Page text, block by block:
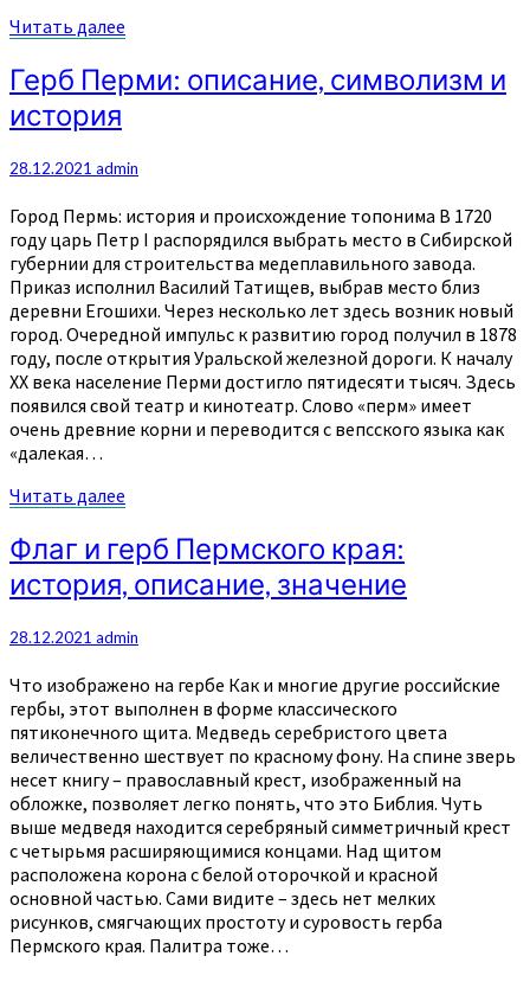
Читать далее
Герб
Перми:
описание,
и
Герб Перми: описание, символизм и
история
28.12.2021 admin
Город Пермь: история и происхождение топонима В 1720
году царь Петр I распорядился выбрать место в Сибирской
губернии для строительства медеплавильного завода.
Приказ исполнил Василий Татищев, выбрав место близ
деревни Егошихи. Через несколько лет здесь возник новый
город. Очередной импульс к развитию город получил в 1878
году, после открытия Уральской железной дороги. К началу
ХХ века население Перми достигло пятидесяти тысяч. Здесь
появился свой театр и кинотеатр. Слово «перм» имеет
очень древние корни и переводится с вепсского языка как
«далекая…
Читать далее
Флаг
и
герб
края:
описание,
значение
Флаг и герб Пермского края:
история, описание, значение
28.12.2021 admin
Что изображено на гербе Как и многие другие российские
гербы, этот выполнен в форме классического
пятиконечного щита. Медведь серебристого цвета
величественно шествует по красному фону. На спине зверь
несет книгу – православный крест, изображенный на
обложке, позволяет легко понять, что это Библия. Чуть
выше медведя находится серебряный симметричный крест
с четырьмя расширяющимися концами. Над щитом
расположена корона с белой оторочкой и красной
основной частью. Сами видите – здесь нет мелких
рисунков, смягчающих простоту и суровость герба
Пермского края. Палитра тоже…